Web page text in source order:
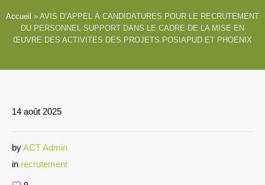
Accueil » AVIS D’APPEL À CANDIDATURES POUR LE RECRUTEMENT
DU PERSONNEL SUPPORT DANS LE CADRE DE LA MISE EN
ŒUVRE DES ACTIVITES DES PROJETS POSIAPUD ET PHOENIX
14 août 2025
byACT Admin
in recrutement